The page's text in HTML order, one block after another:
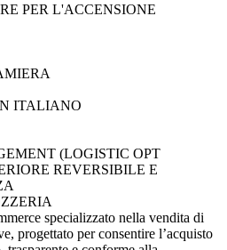
PER L'ACCENSIONE
ITALIANO
(LOGISTIC OPT
REVERSIBILE E
specializzato nella vendita di
progettato per consentire l’acquisto